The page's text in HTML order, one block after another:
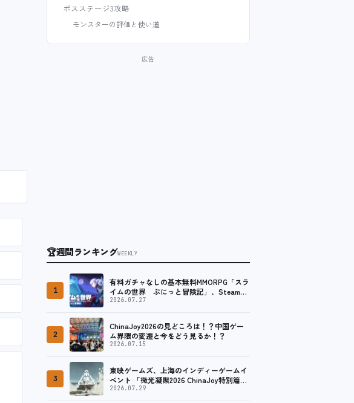
ボスステージ3攻略
モンスターの評価と使い道
🏆週間ランキングWEEKLY
1
有料ガチャなしの基本無料MMORPG「スラ
イムの世界 ぷにっと冒険記」、Steam向
けの無料体験版が8月末に配信決定
2026.07.27
2
ChinaJoy2026の見どころは！？中国ゲー
ム界隈の変遷と今をどう見るか！？
2026.07.15
3
東映ゲームズ、上海のインディーゲームイ
ベント 「微光凝聚2026 ChinaJoy特別篇」
に登壇！
2026.07.29